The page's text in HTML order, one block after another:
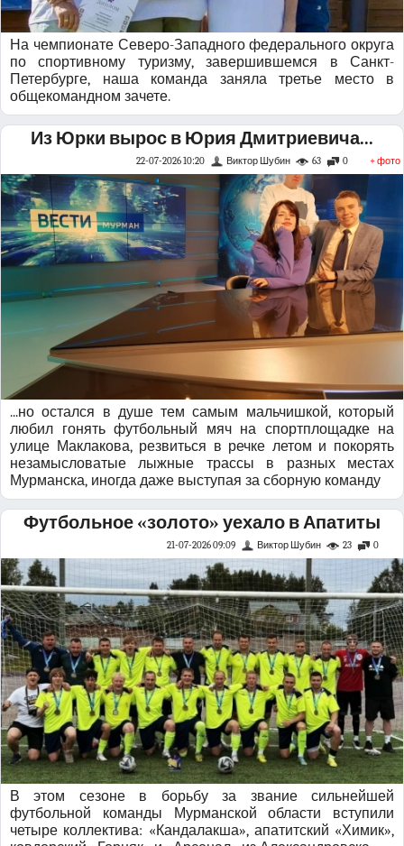
На чемпионате Северо-Западного федерального округа
по спортивному туризму, завершившемся в Санкт-
Петербурге, наша команда заняла третье место в
общекомандном зачете.
Из Юрки вырос в Юрия Дмитриевича...
+ фото
0
63
Виктор Шубин
22-07-2026 10:20
...но остался в душе тем самым мальчишкой, который
любил гонять футбольный мяч на спортплощадке на
улице Маклакова, резвиться в речке летом и покорять
незамысловатые лыжные трассы в разных местах
Мурманска, иногда даже выступая за сборную команду
Футбольное «золото» уехало в Апатиты
0
23
Виктор Шубин
21-07-2026 09:09
В этом сезоне в борьбу за звание сильнейшей
футбольной команды Мурманской области вступили
четыре коллектива: «Кандалакша», апатитский «Химик»,